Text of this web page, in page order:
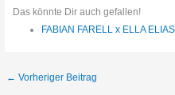
Das könnte Dir auch gefallen!
FABIAN FARELL x ELLA
← Vorheriger Beitrag